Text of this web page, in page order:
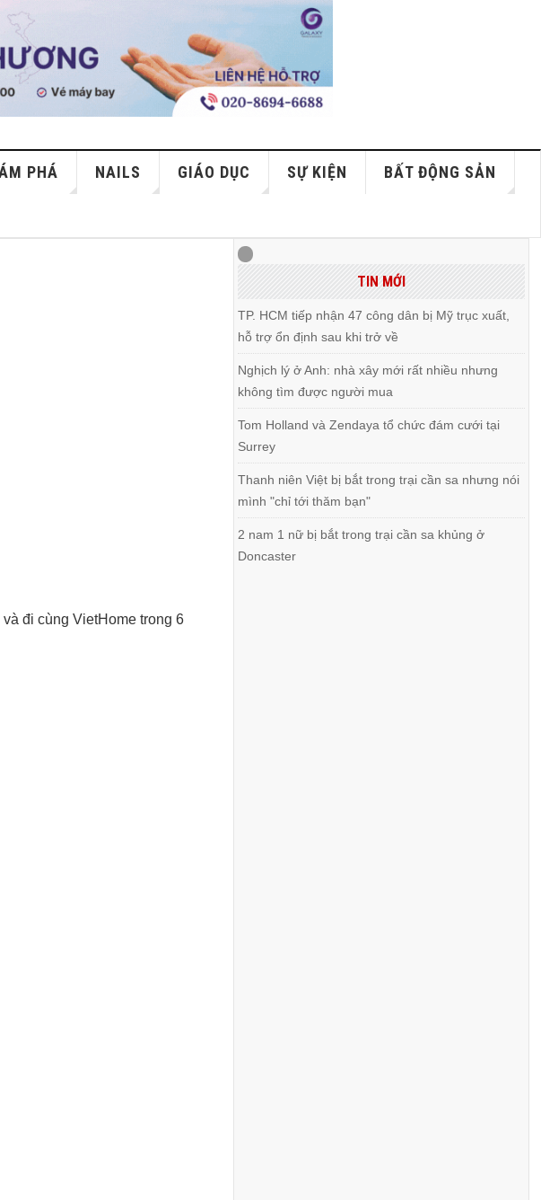
PHÁ NAILS GIÁO DỤC SỰ KIỆN BẤT ĐỘNG SẢN
đi cùng VietHome trong 6
TIN MỚI
TP. HCM tiếp nhận 47 công dân bị Mỹ trục xuất,
hỗ trợ ổn định sau khi trở về
Nghịch lý ở Anh: nhà xây mới rất nhiều nhưng
không tìm được người mua
Tom Holland và Zendaya tổ chức đám cưới tại
Surrey
Thanh niên Việt bị bắt trong trại cần sa nhưng nói
mình "chỉ tới thăm bạn"
2 nam 1 nữ bị bắt trong trại cần sa khủng ở
Doncaster